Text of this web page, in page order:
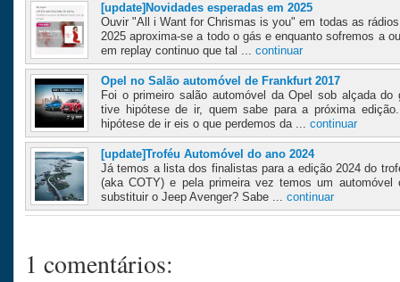
[update]Novidades esperadas em 2025
Ouvir "All i Want for Chrismas is you" em todas as
2025 aproxima-se a todo o gás e enquanto sofremos a
em replay continuo que tal ... continuar
Opel no Salão automóvel de Frankfurt 2017
Foi o primeiro salão automóvel da Opel sob alçada do
tive hipótese de ir, quem sabe para a próxima
hipótese de ir eis o que perdemos da ... continuar
[update]Troféu Automóvel do ano 2024
Já temos a lista dos finalistas para a edição 2024 do
(aka COTY) e pela primeira vez temos um
substituir o Jeep Avenger? Sabe ... continuar
1 comentários: